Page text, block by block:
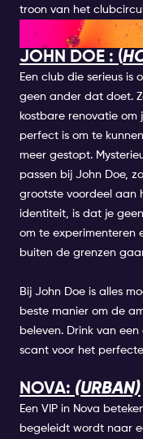
troon van het
VIP
JOHN DOE : (
Een club die serieus is
geen ander dat doet.
kostbare renovatie om
perfect is om te
meer gestopt.
passen bij John Doe,
grootste voordeel aan
identiteit, is dat je
om te experimenteren
buiten de grenzen
Bij John Doe is alles
beste manier om de
beleven. Drink van
scant voor het
NOVA: (URBAN)
Een VIP in Nova
begeleidt wordt naar